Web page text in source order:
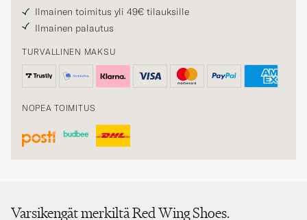
Ilmainen toimitus yli 49€ tilauksille
Ilmainen palautus
TURVALLINEN MAKSU
NOPEA TOIMITUS
Varsikengät merkiltä Red Wing Shoes.